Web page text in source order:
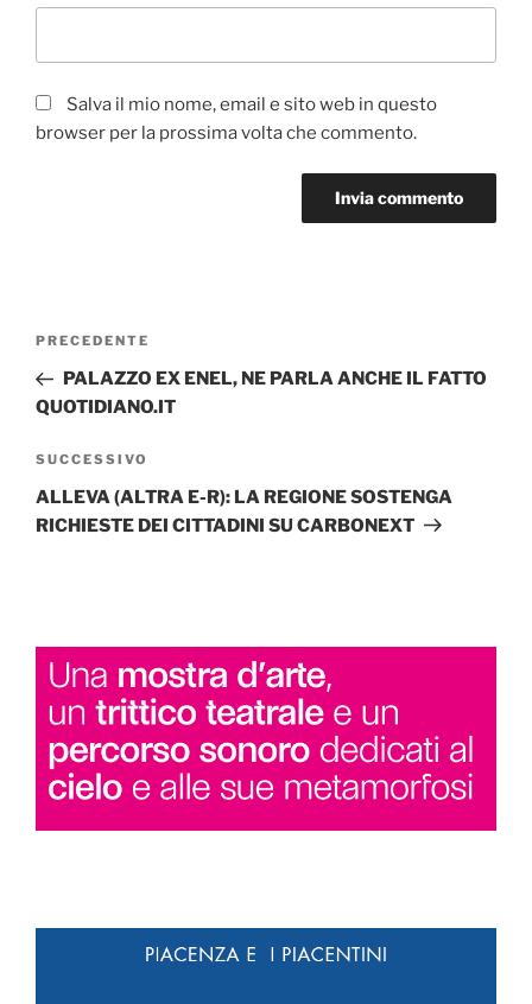
Salva il mio nome, email e sito web in questo
browser per la prossima volta che commento.
Navigazione
Articolo
precedente:
PRECEDENTE
PALAZZO EX ENEL, NE PARLA ANCHE IL FATTO
QUOTIDIANO.IT
Articolo
successivo
SUCCESSIVO
ALLEVA (ALTRA E-R): LA REGIONE SOSTENGA
RICHIESTE DEI CITTADINI SU CARBONEXT